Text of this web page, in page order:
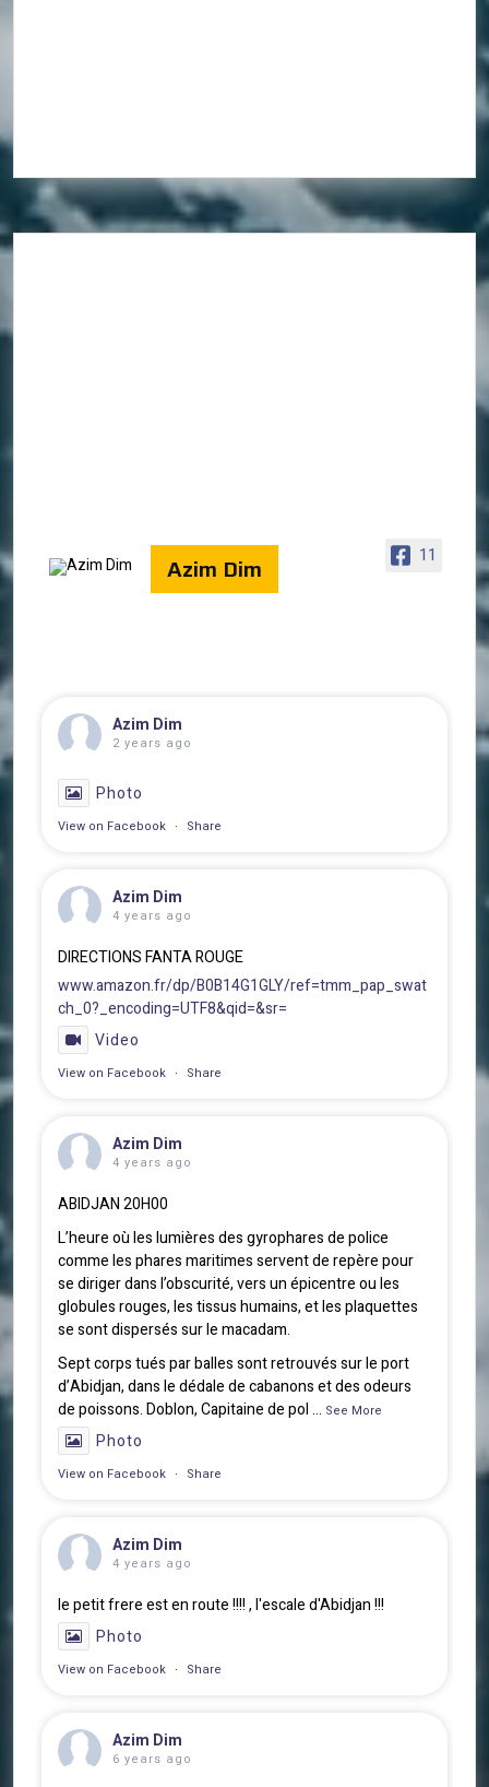
11
Azim Dim
Azim Dim
2 years ago
Photo
View on Facebook · Share
Azim Dim
4 years ago
DIRECTIONS FANTA ROUGE
www.amazon.fr/dp/B0B14G1GLY/ref=tmm_pap_swat
ch_0?_encoding=UTF8&qid=&sr=
Video
View on Facebook · Share
Azim Dim
4 years ago
ABIDJAN 20H00
L’heure où les lumières des gyrophares de police
comme les phares maritimes servent de repère pour
se diriger dans l’obscurité, vers un épicentre ou les
globules rouges, les tissus humains, et les plaquettes
se sont dispersés sur le macadam.
Sept corps tués par balles sont retrouvés sur le port
d’Abidjan, dans le dédale de cabanons et des odeurs
de poissons. Doblon, Capitaine de pol... See More
Photo
View on Facebook · Share
Azim Dim
4 years ago
le petit frere est en route !!!! , l'escale d'Abidjan !!!
Photo
View on Facebook · Share
Azim Dim
6 years ago